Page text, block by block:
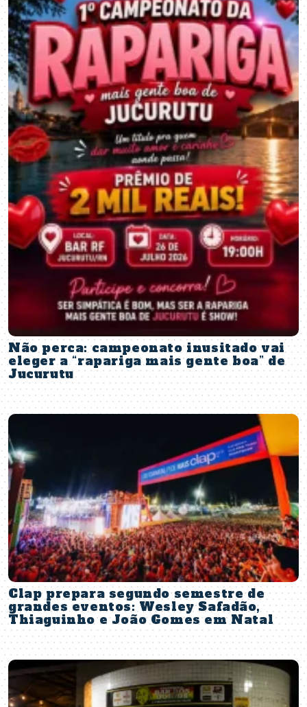
Não perca: campeonato inusitado vai
eleger a “rapariga mais gente boa” de
Jucurutu
Clap prepara segundo semestre de
grandes eventos: Wesley Safadão,
Thiaguinho e João Gomes em Natal